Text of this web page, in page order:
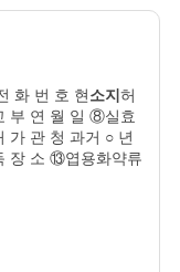
화 번 호 현소지허
부 연 월 일 ⑧실효
관 청 과거 ○ 년
장 소 ⑬엽용화약류